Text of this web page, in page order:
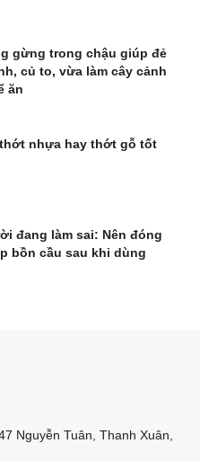
gừng trong chậu giúp đẻ
củ to, vừa làm cây cảnh
ăn
nhựa hay thớt gỗ tốt
đang làm sai: Nên đóng
bồn cầu sau khi dùng
Nguyễn Tuân, Thanh Xuân,